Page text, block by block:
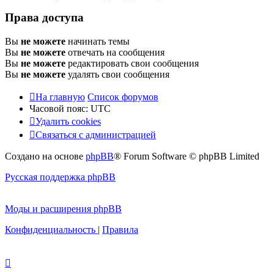
Права доступа
Вы не можете начинать темы
Вы не можете отвечать на сообщения
Вы не можете редактировать свои сообщения
Вы не можете удалять свои сообщения
На главную Список форумов
Часовой пояс: UTC
Удалить cookies
Связаться с администрацией
Создано на основе phpBB® Forum Software © phpBB Limited
Русская поддержка phpBB
Моды и расширения phpBB
Конфиденциальность | Правила